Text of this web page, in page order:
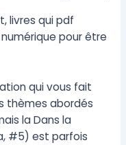
livres qui pdf
pour être
qui vous fait
thèmes abordés
la Dans la
#5) est parfois